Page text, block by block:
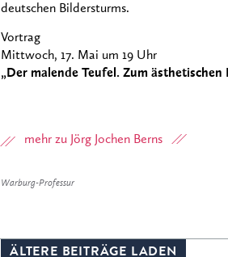
deutschen Bildersturms.
Vortrag
Mittwoch, 17. Mai um 19 Uhr
„Der malende Teufel. Zum
mehr zu Jörg Jochen Berns
Warburg-Professur
ÄLTERE BEITRÄGE LADEN